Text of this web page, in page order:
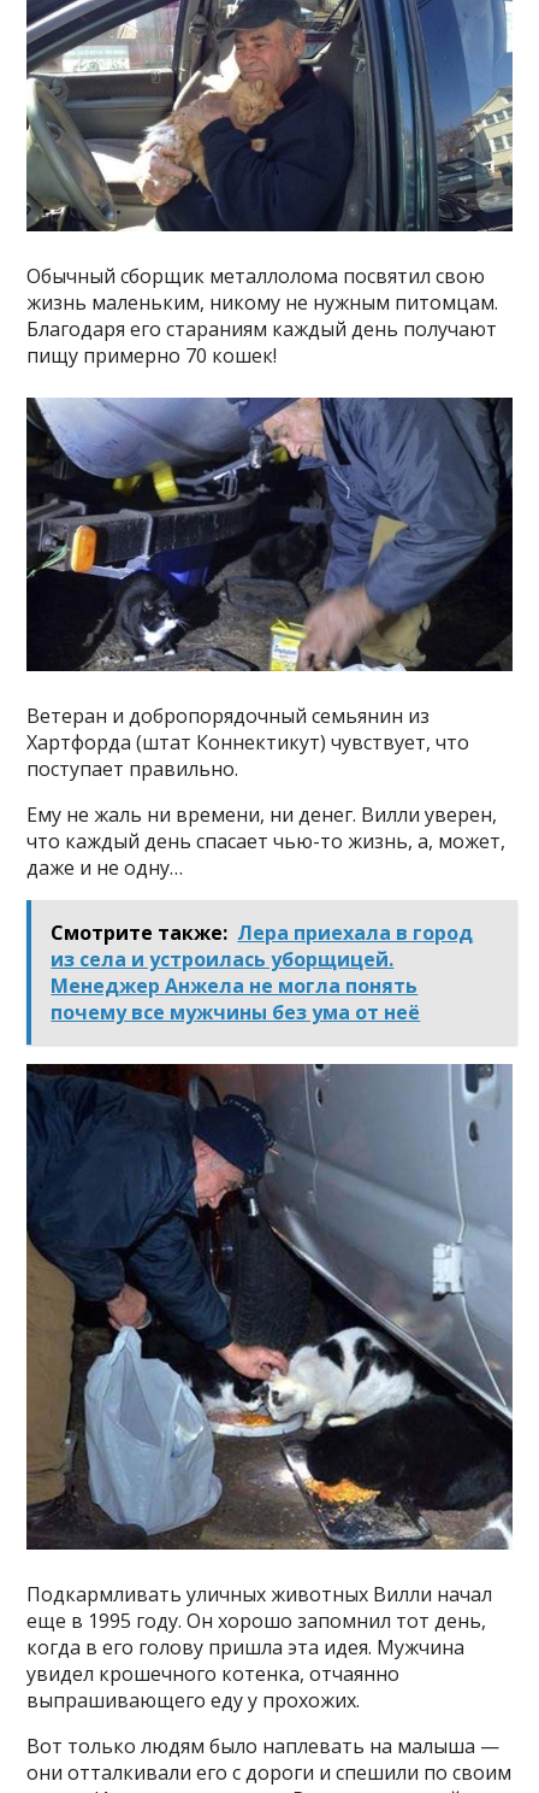
Обычный сборщик металлолома посвятил свою
жизнь маленьким, никому не нужным питомцам.
Благодаря его стараниям каждый день получают
пищу примерно 70 кошек!
Ветеран и добропорядочный семьянин из
Хартфорда (штат Коннектикут) чувствует, что
поступает правильно.
Ему не жаль ни времени, ни денег. Вилли уверен,
что каждый день спасает чью-то жизнь, а, может,
даже и не одну…
Смотрите также: Лера приехала в город
из села и устроилась уборщицей.
Менеджер Анжела не могла понять
почему все мужчины без ума от неё
Подкармливать уличных животных Вилли начал
еще в 1995 году. Он хорошо запомнил тот день,
когда в его голову пришла эта идея. Мужчина
увидел крошечного котенка, отчаянно
выпрашивающего еду у прохожих.
Вот только людям было наплевать на малыша —
они отталкивали его с дороги и спешили по своим